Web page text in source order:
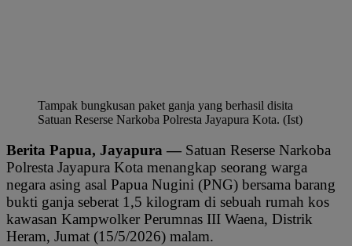
Tampak bungkusan paket ganja yang berhasil disita
Satuan Reserse Narkoba Polresta Jayapura Kota. (Ist)
Berita Papua, Jayapura — Satuan Reserse Narkoba
Polresta Jayapura Kota menangkap seorang warga
negara asing asal Papua Nugini (PNG) bersama barang
bukti ganja seberat 1,5 kilogram di sebuah rumah kos
kawasan Kampwolker Perumnas III Waena, Distrik
Heram, Jumat (15/5/2026) malam.